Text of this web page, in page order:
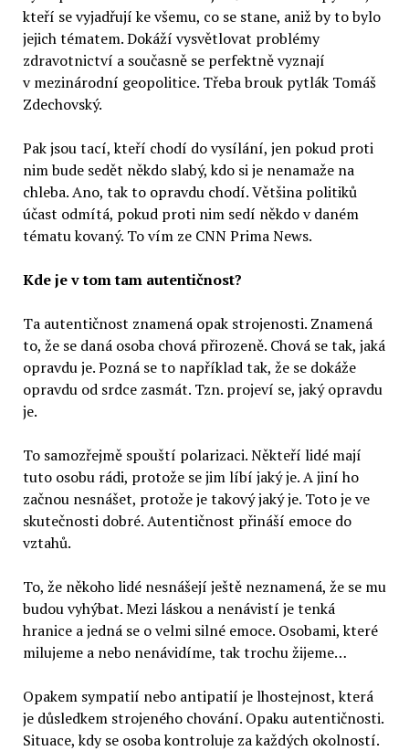
kteří se vyjadřují ke všemu, co se stane, aniž by to bylo
jejich tématem. Dokáží vysvětlovat problémy
zdravotnictví a současně se perfektně vyznají
v mezinárodní geopolitice. Třeba brouk pytlák Tomáš
Zdechovský.
Pak jsou tací, kteří chodí do vysílání, jen pokud proti
nim bude sedět někdo slabý, kdo si je nenamaže na
chleba. Ano, tak to opravdu chodí. Většina politiků
účast odmítá, pokud proti nim sedí někdo v daném
tématu kovaný. To vím ze CNN Prima News.
Kde je v tom tam autentičnost?
Ta autentičnost znamená opak strojenosti. Znamená
to, že se daná osoba chová přirozeně. Chová se tak, jaká
opravdu je. Pozná se to například tak, že se dokáže
opravdu od srdce zasmát. Tzn. projeví se, jaký opravdu
je.
To samozřejmě spouští polarizaci. Někteří lidé mají
tuto osobu rádi, protože se jim líbí jaký je. A jiní ho
začnou nesnášet, protože je takový jaký je. Toto je ve
skutečnosti dobré. Autentičnost přináší emoce do
vztahů.
To, že někoho lidé nesnášejí ještě neznamená, že se mu
budou vyhýbat. Mezi láskou a nenávistí je tenká
hranice a jedná se o velmi silné emoce. Osobami, které
milujeme a nebo nenávidíme, tak trochu žijeme…
Opakem sympatií nebo antipatií je lhostejnost, která
je důsledkem strojeného chování. Opaku autentičnosti.
Situace, kdy se osoba kontroluje za každých okolností.